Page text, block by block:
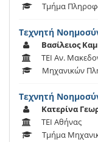
Τμήμα
Τεχνητή
Βασίλειος
ΤΕΙ Αν.
Μηχανικών
Τεχνητή
Κατερίνα
ΤΕΙ Αθήνας
Τμήμα